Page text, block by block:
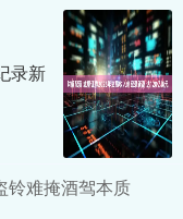
录新
铃难掩酒驾本质